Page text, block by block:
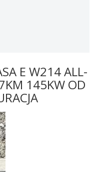
E W214 ALL-
145KW OD